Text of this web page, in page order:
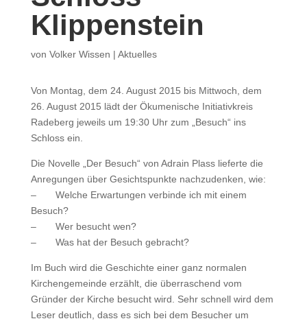
Klippenstein
von Volker Wissen | Aktuelles
Von Montag, dem 24. August 2015 bis Mittwoch, dem
26. August 2015 lädt der Ökumenische Initiativkreis
Radeberg jeweils um 19:30 Uhr zum „Besuch“ ins
Schloss ein.
Die Novelle „Der Besuch“ von Adrain Plass lieferte die
Anregungen über Gesichtspunkte nachzudenken, wie:
– Welche Erwartungen verbinde ich mit einem
Besuch?
– Wer besucht wen?
– Was hat der Besuch gebracht?
Im Buch wird die Geschichte einer ganz normalen
Kirchengemeinde erzählt, die überraschend vom
Gründer der Kirche besucht wird. Sehr schnell wird dem
Leser deutlich, dass es sich bei dem Besucher um